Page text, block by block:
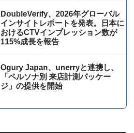
DoubleVerify、2026年グローバル
インサイトレポートを発表。日本に
おけるCTVインプレッション数が
115%成⻑を報告
Ogury Japan、unerryと連携し、
「ペルソナ別 来店計測パッケー
ジ」の提供を開始